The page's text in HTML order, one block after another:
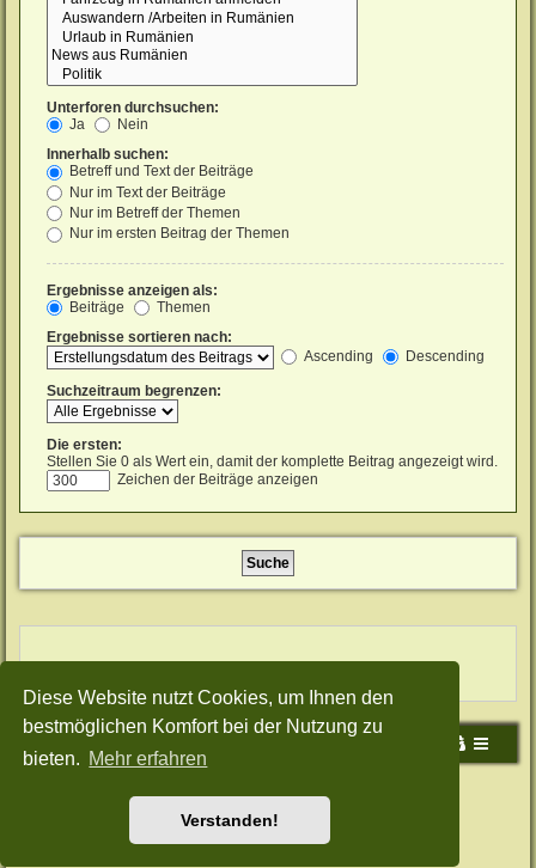
Diese Website nutzt Cookies, um Ihnen den
bestmöglichen Komfort bei der Nutzung zu
bieten. Mehr erfahren
Verstanden!
Unterforen durchsuchen:
Ja
Nein
Innerhalb suchen:
Betreff und Text der Beiträge
Nur im Text der Beiträge
Nur im Betreff der Themen
Nur im ersten Beitrag der Themen
Ergebnisse anzeigen als:
Beiträge
Themen
Ergebnisse sortieren nach:
Ascending
Descending
Suchzeitraum begrenzen:
Die ersten:
Stellen Sie 0 als Wert ein, damit der komplette Beitrag angezeigt wird.
Zeichen der Beiträge anzeigen
Style: Green-Style by Joyce&LunaphpBB-Style-Design
Nutzungsbedingungen